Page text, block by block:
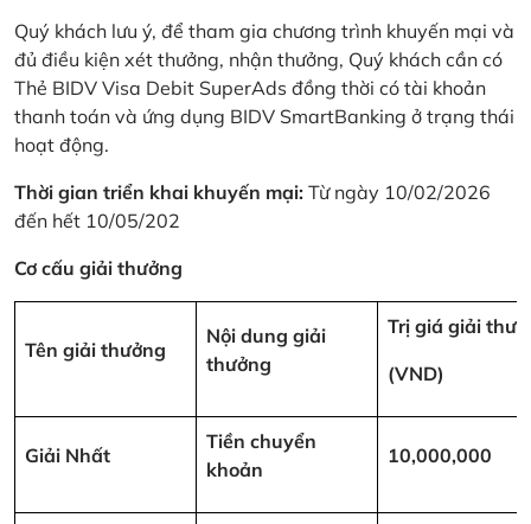
Quý khách lưu ý, để tham gia chương trình khuyến mại và
đủ điều kiện xét thưởng, nhận thưởng, Quý khách cần có
Thẻ BIDV Visa Debit SuperAds đồng thời có tài khoản
thanh toán và ứng dụng BIDV SmartBanking ở trạng thái
hoạt động.
Thời gian triển khai khuyến mại: Từ ngày 10/02/2026
đến hết 10/05/202
Cơ cấu giải thưởng
Tên giải thưởng
Nội dung giải
thưởng
Trị giá giải
(VND)
Giải Nhất
Tiền chuyển
khoản
10,000,000